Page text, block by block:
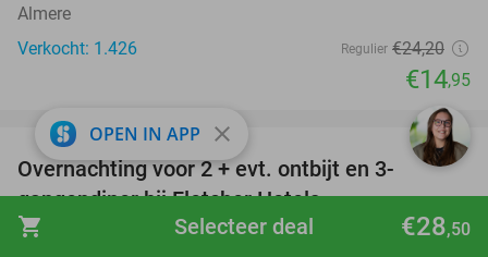
shopping_cart €28,50
Selecteer deal
Almere
Verkocht: 1.426
Regulier €24,20
€14,95
favorite_border
Overnachting voor 2 + evt. ontbijt en 3-
gangendiner bij Fletcher Hotels
Fletcher Hotels
OPEN IN APP close